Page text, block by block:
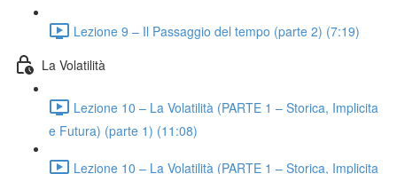
Lezione 9 – Il Passaggio del tempo (parte 2) (7:19)
La Volatilità
Lezione 10 – La Volatilità (PARTE 1 – Storica, Implicita
e Futura) (parte 1) (11:08)
Lezione 10 – La Volatilità (PARTE 1 – Storica, Implicita